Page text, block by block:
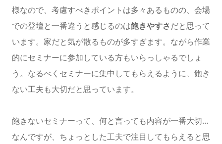
様なので、考慮すべきポイントは多々あるものの、会場
での登壇と一番違うと感じるのは飽きやすさだと思って
います。家だと気が散るものが多すぎます。ながら作業
的にセミナーに参加している方もいらっしゃるでしょ
う。なるべくセミナーに集中してもらえるように、飽き
ない工夫も大切だと思っています。
飽きないセミナーって、何と言っても内容が一番大切…
なんですが、ちょっとした工夫で注目してもらえると思